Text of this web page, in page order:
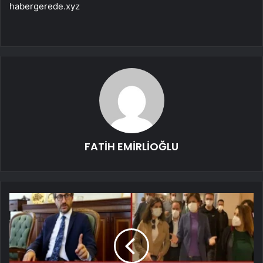
habergerede.xyz
FATİH EMİRLİOĞLU